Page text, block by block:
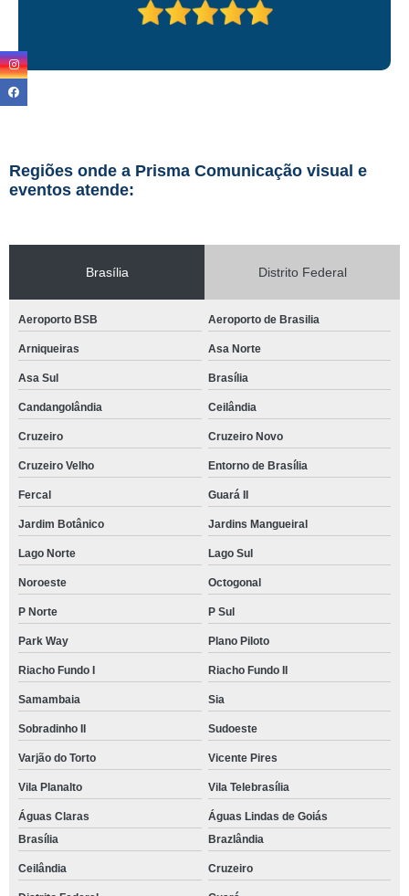
Regiões onde a Prisma Comunicação visual e
eventos atende:
Brasília Distrito Federal
Aeroporto BSB Aeroporto de Brasilia
Arniqueiras Asa Norte
Asa Sul Brasília
Candangolândia Ceilândia
Cruzeiro Cruzeiro Novo
Cruzeiro Velho Entorno de Brasília
Fercal Guará II
Jardim Botânico Jardins Mangueiral
Lago Norte Lago Sul
Noroeste Octogonal
P Norte P Sul
Park Way Plano Piloto
Riacho Fundo I Riacho Fundo II
Samambaia Sia
Sobradinho II Sudoeste
Varjão do Torto Vicente Pires
Vila Planalto Vila Telebrasília
Águas Claras
Águas Lindas de Goiás
Brasília
Brazlândia
Ceilândia Cruzeiro